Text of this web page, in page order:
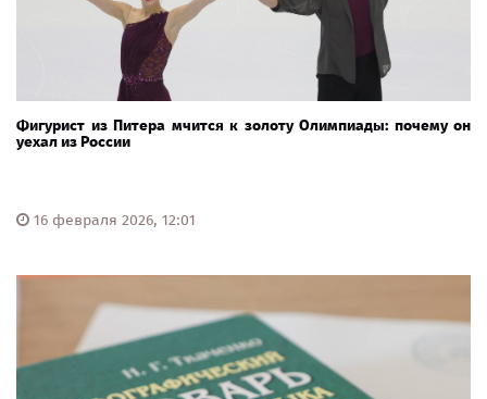
Фигурист из Питера мчится к золоту Олимпиады: почему он
уехал из России
16 февраля 2026, 12:01